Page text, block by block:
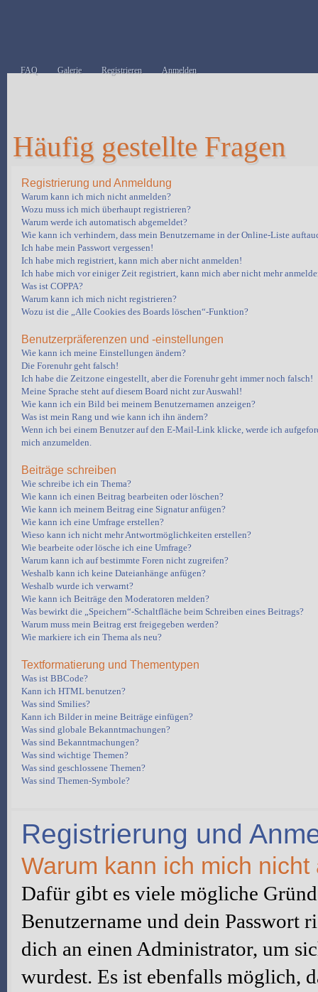
FAQ Galerie Registrieren Anmelden
Häufig gestellte Fragen
Registrierung und Anmeldung
Warum kann ich mich nicht anmelden?
Wozu muss ich mich überhaupt registrieren?
Warum werde ich automatisch abgemeldet?
Wie kann ich verhindern, dass mein Benutzername in der Online-Liste
Ich habe mein Passwort vergessen!
Ich habe mich registriert, kann mich aber nicht anmelden!
Ich habe mich vor einiger Zeit registriert, kann mich aber nicht mehr
Was ist COPPA?
Warum kann ich mich nicht registrieren?
Wozu ist die „Alle Cookies des Boards löschen“-Funktion?
Benutzerpräferenzen und -einstellungen
Wie kann ich meine Einstellungen ändern?
Die Forenuhr geht falsch!
Ich habe die Zeitzone eingestellt, aber die Forenuhr geht immer noch falsch!
Meine Sprache steht auf diesem Board nicht zur Auswahl!
Wie kann ich ein Bild bei meinem Benutzernamen anzeigen?
Was ist mein Rang und wie kann ich ihn ändern?
Wenn ich bei einem Benutzer auf den E-Mail-Link klicke, werde ich
mich anzumelden.
Beiträge schreiben
Wie schreibe ich ein Thema?
Wie kann ich einen Beitrag bearbeiten oder löschen?
Wie kann ich meinem Beitrag eine Signatur anfügen?
Wie kann ich eine Umfrage erstellen?
Wieso kann ich nicht mehr Antwortmöglichkeiten erstellen?
Wie bearbeite oder lösche ich eine Umfrage?
Warum kann ich auf bestimmte Foren nicht zugreifen?
Weshalb kann ich keine Dateianhänge anfügen?
Weshalb wurde ich verwarnt?
Wie kann ich Beiträge den Moderatoren melden?
Was bewirkt die „Speichern“-Schaltfläche beim Schreiben eines Beitrags?
Warum muss mein Beitrag erst freigegeben werden?
Wie markiere ich ein Thema als neu?
Textformatierung und Thementypen
Was ist BBCode?
Kann ich HTML benutzen?
Was sind Smilies?
Kann ich Bilder in meine Beiträge einfügen?
Was sind globale Bekanntmachungen?
Was sind Bekanntmachungen?
Was sind wichtige Themen?
Was sind geschlossene Themen?
Was sind Themen-Symbole?
Registrierung und
Warum kann ich mich nicht
Dafür gibt es viele mögliche
Benutzername und dein Passwort
dich an einen Administrator, um
wurdest. Es ist ebenfalls möglich,